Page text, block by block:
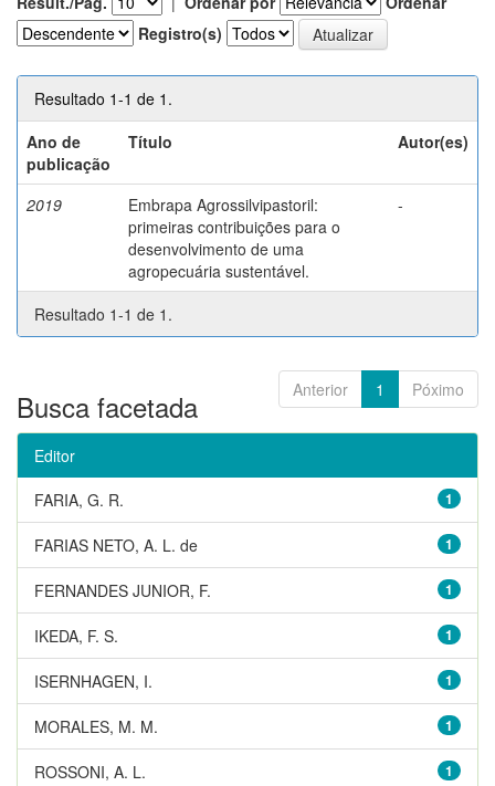
Registro(s)
Resultado 1-1 de 1.
Ano de
publicação
Título Autor(es)
2019
Embrapa Agrossilvipastoril:
primeiras contribuições para o
desenvolvimento de uma
agropecuária sustentável.
-
Resultado 1-1 de 1.
Anterior 1 Póximo
Busca facetada
Editor
1
FARIA, G. R.
1
FARIAS NETO, A. L. de
1
FERNANDES JUNIOR, F.
1
IKEDA, F. S.
1
ISERNHAGEN, I.
1
MORALES, M. M.
1
ROSSONI, A. L.